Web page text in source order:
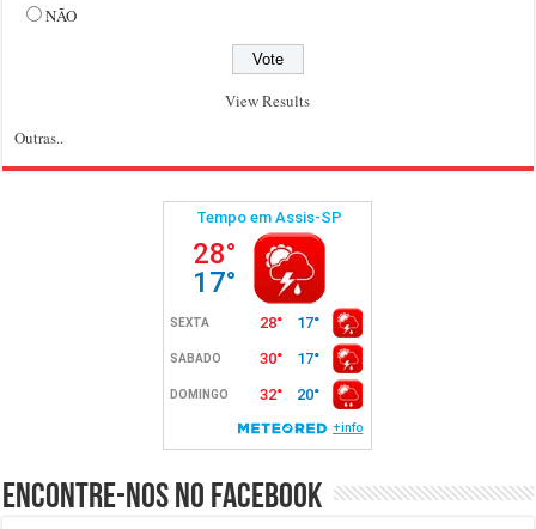
NÃO
View Results
Outras..
Encontre-nos no Facebook